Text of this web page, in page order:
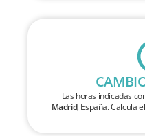
Las horas indicadas
Madrid, España. Calcula